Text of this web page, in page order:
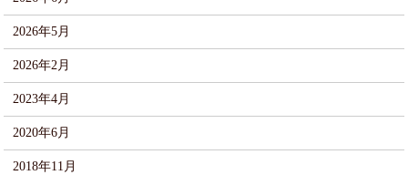
2026年5月
2026年2月
2023年4月
2020年6月
2018年11月